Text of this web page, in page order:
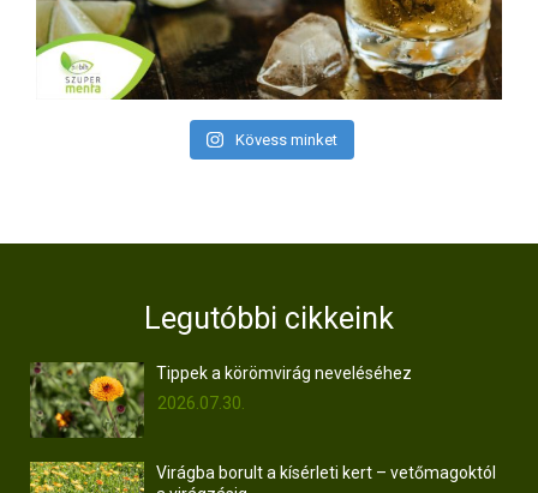
Kövess minket
Legutóbbi cikkeink
Tippek a körömvirág neveléséhez
2026.07.30.
Virágba borult a kísérleti kert – vetőmagoktól